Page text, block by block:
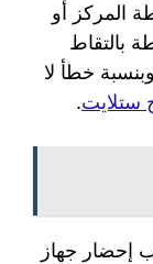
المركز أو
بالتقاط
خطأ لا
ستلايت.
إحضار جهاز